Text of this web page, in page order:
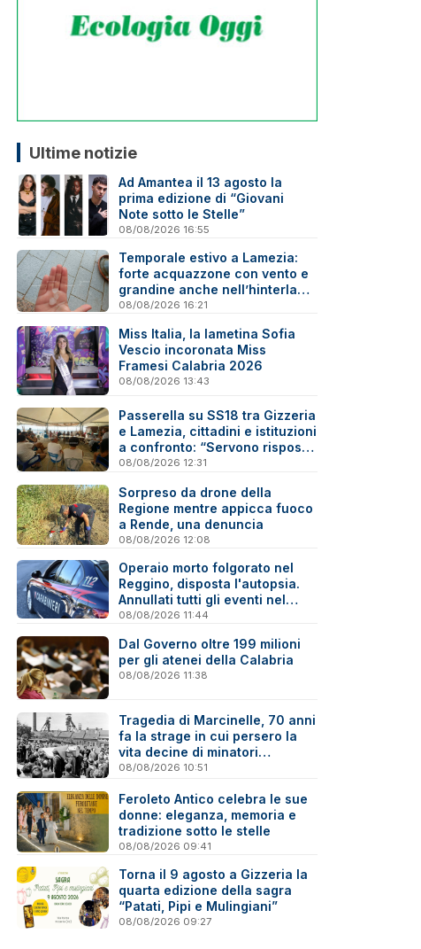
Ultime notizie
Ad Amantea il 13 agosto la
prima edizione di “Giovani
Note sotto le Stelle”
08/08/2026 16:55
Temporale estivo a Lamezia:
forte acquazzone con vento e
grandine anche nell’hinterland
- Video
08/08/2026 16:21
Miss Italia, la lametina Sofia
Vescio incoronata Miss
Framesi Calabria 2026
08/08/2026 13:43
Passerella su SS18 tra Gizzeria
e Lamezia, cittadini e istituzioni
a confronto: “Servono risposte
e tempi certi”
08/08/2026 12:31
Sorpreso da drone della
Regione mentre appicca fuoco
a Rende, una denuncia
08/08/2026 12:08
Operaio morto folgorato nel
Reggino, disposta l'autopsia.
Annullati tutti gli eventi nel
paese della tragedia
08/08/2026 11:44
Dal Governo oltre 199 milioni
per gli atenei della Calabria
08/08/2026 11:38
Tragedia di Marcinelle, 70 anni
fa la strage in cui persero la
vita decine di minatori
calabresi
08/08/2026 10:51
Feroleto Antico celebra le sue
donne: eleganza, memoria e
tradizione sotto le stelle
08/08/2026 09:41
Torna il 9 agosto a Gizzeria la
quarta edizione della sagra
“Patati, Pipi e Mulingiani”
08/08/2026 09:27